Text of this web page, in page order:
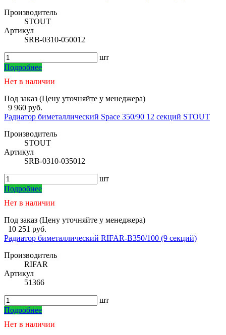
Производитель
STOUT
Артикул
SRB-0310-050012
шт
Подробнее
Нет в наличии
Под заказ (Цену уточняйте у менеджера)
9 960 руб.
Радиатор биметаллический Space 350/90 12 секций STOUT
Производитель
STOUT
Артикул
SRB-0310-035012
шт
Подробнее
Нет в наличии
Под заказ (Цену уточняйте у менеджера)
10 251 руб.
Радиатор биметаллический RIFAR-В350/100 (9 секций)
Производитель
RIFAR
Артикул
51366
шт
Подробнее
Нет в наличии